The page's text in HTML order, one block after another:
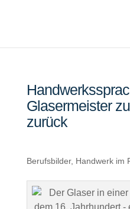
Glasermeister
zurück
Berufsbilder, Handwerk im